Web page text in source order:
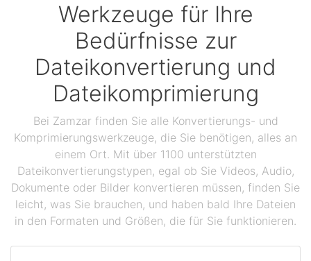
Werkzeuge für Ihre
Bedürfnisse zur
Dateikonvertierung und
Dateikomprimierung
Bei Zamzar finden Sie alle Konvertierungs- und
Komprimierungswerkzeuge, die Sie benötigen, alles an
einem Ort. Mit über 1100 unterstützten
Dateikonvertierungstypen, egal ob Sie Videos, Audio,
Dokumente oder Bilder konvertieren müssen, finden Sie
leicht, was Sie brauchen, und haben bald Ihre Dateien
in den Formaten und Größen, die für Sie funktionieren.